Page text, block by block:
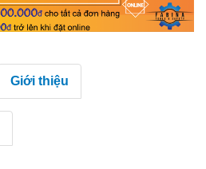
Giới thiệu